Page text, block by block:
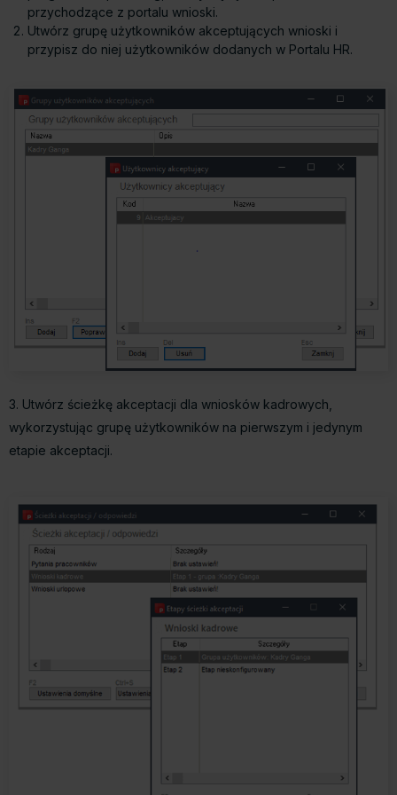
przychodzące z portalu wnioski.
Utwórz grupę użytkowników akceptujących wnioski i
przypisz do niej użytkowników dodanych w Portalu HR.
3. Utwórz ścieżkę akceptacji dla wniosków kadrowych,
wykorzystując grupę użytkowników na pierwszym i jedynym
etapie akceptacji.